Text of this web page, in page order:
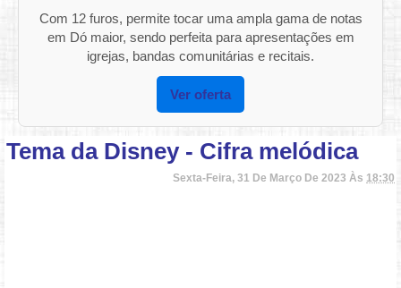
Com 12 furos, permite tocar uma ampla gama de notas
em Dó maior, sendo perfeita para apresentações em
igrejas, bandas comunitárias e recitais.
Ver oferta
Tema da Disney - Cifra melódica
Sexta-Feira, 31 De Março De 2023 Às 18:30